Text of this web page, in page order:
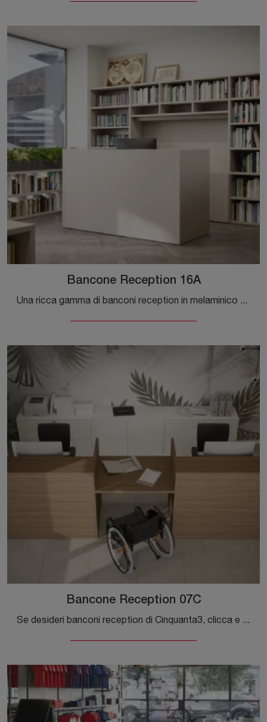
Bancone Reception 16A
Una ricca gamma di banconi reception in melaminico ti aspetta! Il modello Bancone Reception 16A di Cinquanta3 ti aspetta!
Bancone Reception 07C
Se desideri banconi reception di Cinquanta3, clicca e ottieni informazioni sul modello Bancone Reception 07C in melaminico per gli ambienti di lavoro!